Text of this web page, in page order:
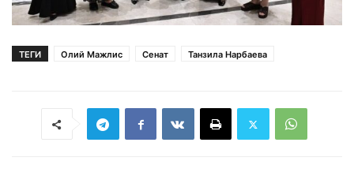
ТЕГИ Олий Мажлис Сенат Танзила Нарбаева